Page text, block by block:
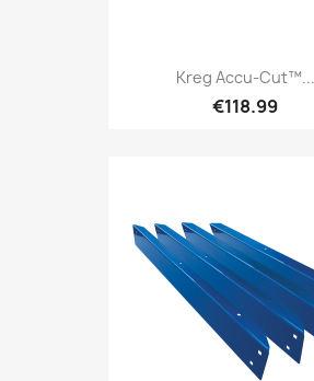
Kreg Accu-Cut™...
€118.99